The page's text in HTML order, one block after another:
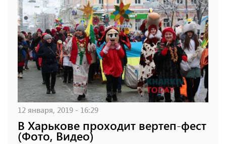
12 января, 2019 - 16:29
В Харькове проходит вертеп-фест
(Фото, Видео)